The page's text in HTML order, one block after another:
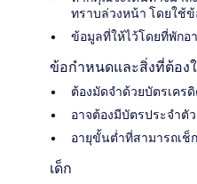
ทราบล่วงหน้า โดยใช้
ข้อมูลที่ให้ไว้โดยที่พักอ
ข้อกำหนดและสิ่งที่ต้อง
ต้องมัดจำด้วยบัตรเคร
อาจต้องมีบัตรประจำตั
อายุขั้นต่ำที่สามารถเช็
เด็ก